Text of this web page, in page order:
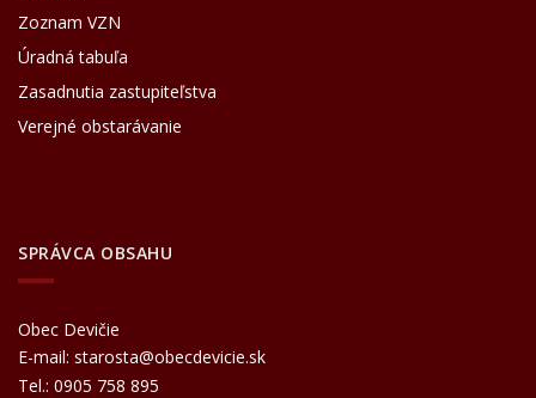
Zoznam VZN
Úradná tabuľa
Zasadnutia zastupiteľstva
Verejné obstarávanie
SPRÁVCA OBSAHU
Obec Devičie
E-mail: starosta@obecdevicie.sk
Tel.: 0905 758 895